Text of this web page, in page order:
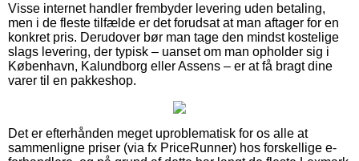
Visse internet handler frembyder levering uden betaling,
men i de fleste tilfælde er det forudsat at man aftager for en
konkret pris. Derudover bør man tage den mindst kostelige
slags levering, der typisk – uanset om man opholder sig i
København, Kalundborg eller Assens – er at få bragt dine
varer til en pakkeshop.
Det er efterhånden meget uproblematisk for os alle at
sammenligne priser (via fx PriceRunner) hos forskellige e-